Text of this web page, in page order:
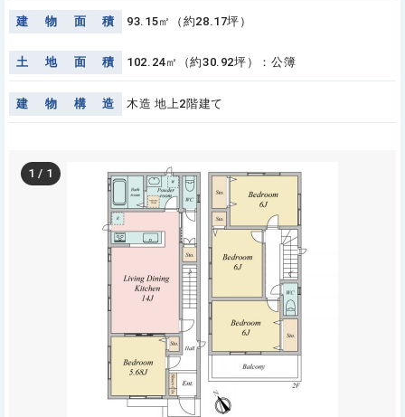
建 物 面 積 93.15㎡（約28.17坪）
土 地 面 積 102.24㎡（約30.92坪）：公簿
建 物 構 造 木造 地上2階建て
1 / 1